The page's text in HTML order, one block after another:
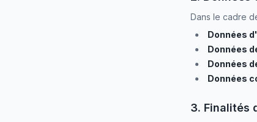
Dans le cadre
Données
Données
Données
Données
3. Finalités